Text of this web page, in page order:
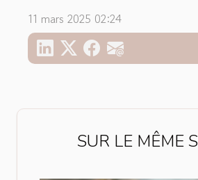
SUR LE MÊME
11 mars 2025 02:24